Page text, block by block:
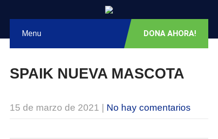
Menu DONA AHORA!
SPAIK NUEVA MASCOTA
15 de marzo de 2021 No hay comentarios